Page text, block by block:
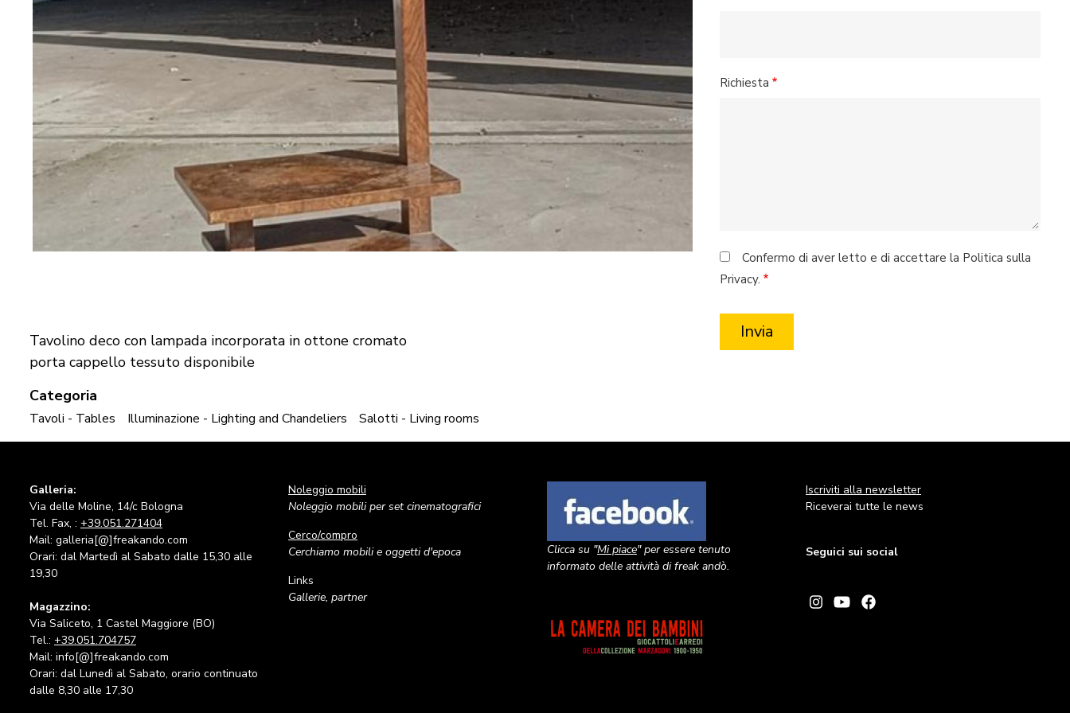
Tavolino deco con lampada incorporata in ottone cromato
porta cappello tessuto disponibile
Categoria
Tavoli - Tables Illuminazione - Lighting and Chandeliers Salotti - Living rooms
Richiesta
Confermo di aver letto e di accettare la Politica sulla
Privacy.
Galleria:
Via delle Moline, 14/c Bologna
Tel. Fax, : +39.051.271404
Mail: galleria[@]freakando.com
Orari: dal Martedì al Sabato dalle 15,30 alle
19,30
Magazzino:
Via Saliceto, 1 Castel Maggiore (BO)
Tel.: +39.051.704757
Mail: info[@]freakando.com
Orari: dal Lunedì al Sabato, orario continuato
dalle 8,30 alle 17,30
Noleggio mobili
Noleggio mobili per set cinematografici
Cerco/compro
Cerchiamo mobili e oggetti d'epoca
Links
Gallerie, partner
Clicca su "Mi piace" per essere tenuto
informato delle attività di freak andò.
Image
Iscriviti alla newsletter
Riceverai tutte le news
Seguici sui social